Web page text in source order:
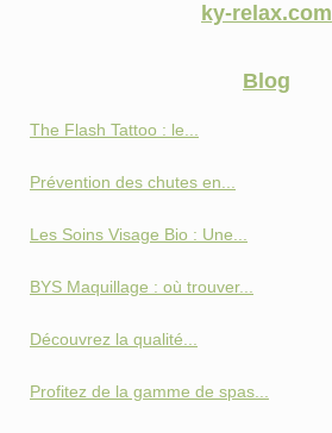
ky-relax.com
Blog
The Flash Tattoo : le...
Prévention des chutes en...
Les Soins Visage Bio : Une...
BYS Maquillage : où trouver...
Découvrez la qualité...
Profitez de la gamme de spas...